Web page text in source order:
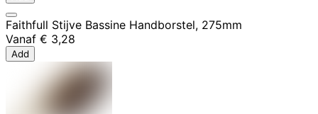
Faithfull Stijve Bassine Handborstel, 275mm
Vanaf € 3,28
Add